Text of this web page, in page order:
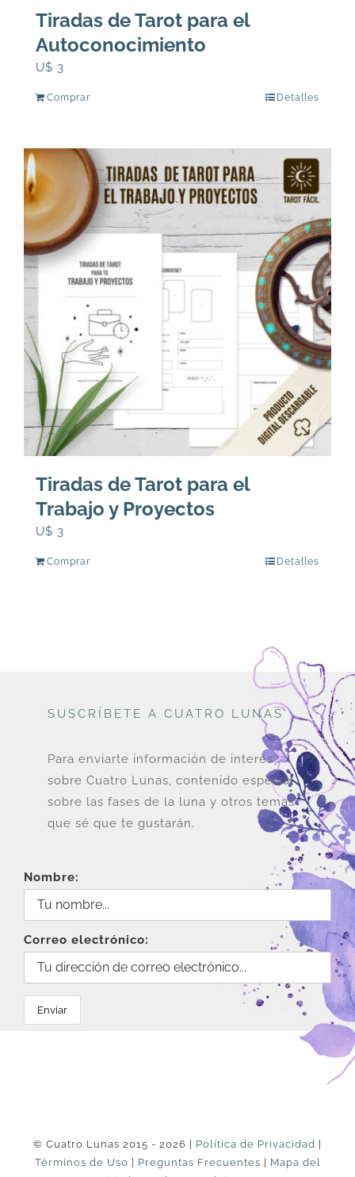
Tiradas de Tarot para el
Autoconocimiento
U$ 3
Comprar Detalles
Tiradas de Tarot para el
Trabajo y Proyectos
U$ 3
Comprar Detalles
SUSCRÍBETE A CUATRO LUNAS
Para enviarte información de interés
sobre Cuatro Lunas, contenido especial
sobre las fases de la luna y otros temas
que sé que te gustarán.
Nombre:
Correo electrónico:
© Cuatro Lunas 2015 - 2026 | Política de Privacidad
Términos de Uso
Preguntas Frecuentes
Mapa del